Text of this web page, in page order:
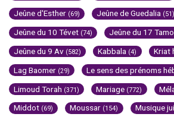
Jeûne d'Esther (69) Jeûne de Guedalia (51)
Jeûne du 10 Tévet (74) Jeûne du 17
Jeûne du 9 Av (582) Kabbala (4) Kriat
Lag Baomer (29) Le sens des prénoms
Limoud Torah (371) Mariage (772)
Middot (69) Moussar (154) Musique